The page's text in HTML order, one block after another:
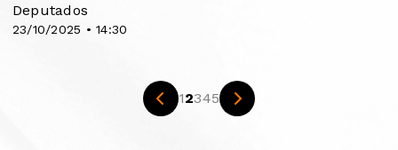
23/10/2025 • 14:30
Deputados
12345